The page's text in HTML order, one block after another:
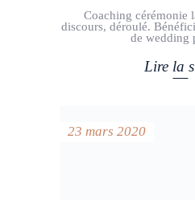
Coaching cérémonie
discours, déroulé.
de wedding
Lire la
23 mars 2020